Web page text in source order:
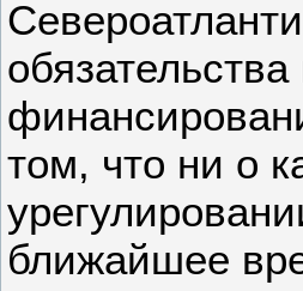
том, что ни о
ближайшее